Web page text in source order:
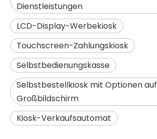
Dienstleistungen
LCD-Display-Werbekiosk
Touchscreen-Zahlungskiosk
Selbstbedienungskasse
Selbstbestellkiosk mit Optionen auf
Großbildschirm
Kiosk-Verkaufsautomat